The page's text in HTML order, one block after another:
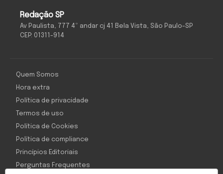
Redação SP
Av Paulista, 777 4º andar cj 41 Bela Vista, São Paulo-SP
CEP: 01311-914
Quem Somos
Hora extra
Política de privacidade
Termos de uso
Política de Cookies
Política de compliance
Princípios Editoriais
Perguntas Frequentes